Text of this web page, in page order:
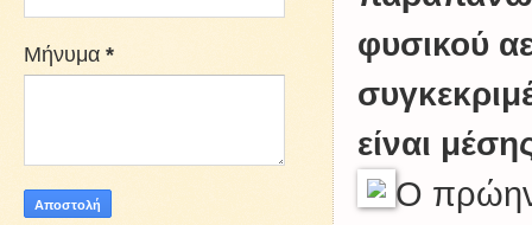
φυσικού
είναι
Ο
Μήνυμα *